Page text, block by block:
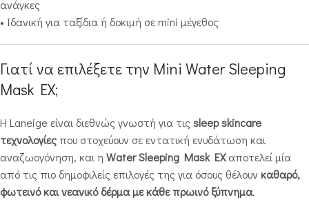
ανάγκες
• Ιδανική για ταξίδια ή δοκιμή σε mini μέγεθος
Γιατί να επιλέξετε την Mini Water Sleeping
Mask EX;
Η Laneige είναι διεθνώς γνωστή για τιςsleep skincare
τεχνολογίες που στοχεύουν σε εντατική ενυδάτωση και
αναζωογόνηση, και η Water Sleeping Mask EXαποτελεί μία
από τις πιο δημοφιλείς επιλογές της για όσους θέλουν καθαρό,
φωτεινό και νεανικό δέρμα με κάθε πρωινό ξύπνημα.